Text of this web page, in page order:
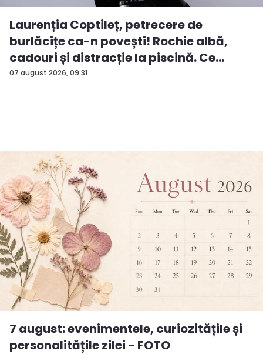
07 august 2026, 09:31
Laurenția Coptileț, petrecere de
burlăcițe ca-n povești! Rochie albă,
cadouri și distracție la piscină. Ce
surp...
7 august: evenimentele, curiozitățile și
personalitățile zilei - FOTO